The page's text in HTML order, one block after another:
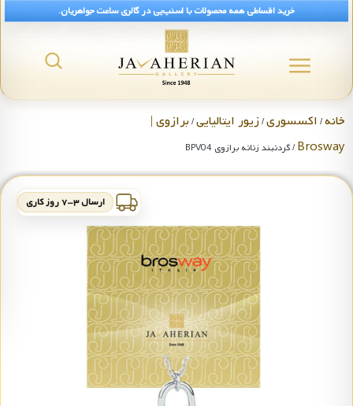
خرید اقساطی همه محصولات با اسنپ‌پی در گالری ساعت جواهریان.
خانه/ اکسسوری/زیور ایتالیایی/برازوی |
Brosway/ گردنبند زنانه برازوی BPV04
ارسال ۳-۷ روز کاری